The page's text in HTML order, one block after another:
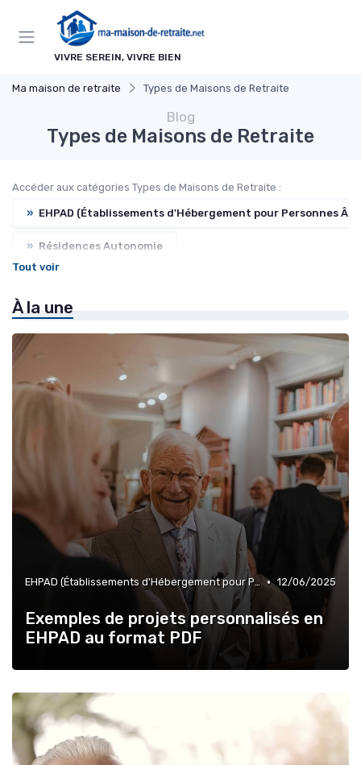
VIVRE SEREIN, VIVRE BIEN
Ma maison de retraite Types de Maisons de Retraite
Blog
Types de Maisons de Retraite
Accéder aux catégories Types de Maisons de Retraite :
» EHPAD (Établissements d'Hébergement pour Personnes
» Résidences Autonomie
» Unités de Soins de Longue Durée
»
Tout voir
À la une
EHPAD (Établissements d'Hébergement pour Personnes Âgées Dépendantes) • 12/06/2025
Exemples de projets personnalisés en
EHPAD au format PDF
Panneau de gestion des cookies